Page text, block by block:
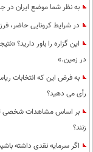
به نظر شما موضع ایران در
در شرایط کرونایی حاضر،
این گزاره را باور دارید؟
در زمین.»
به فرض این که انتخابات
رأی می دهید؟
بر اساس مشاهدات شخصی
زنند؟
اگر سرمایه نقدی داشته